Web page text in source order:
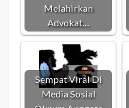
Melahirkan
Advokat…
Sempat Viral Di
Media Sosial